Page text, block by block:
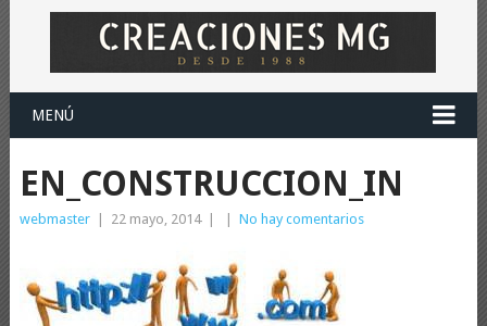
MENÚ
EN_CONSTRUCCION_IN
webmaster 22 mayo, 2014 No hay comentarios